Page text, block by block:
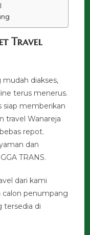
Travel
diakses,
terus menerus.
siap memberikan
travel Wanareja
repot.
dan
TRANS.
dari kami
calon penumpang
tersedia di